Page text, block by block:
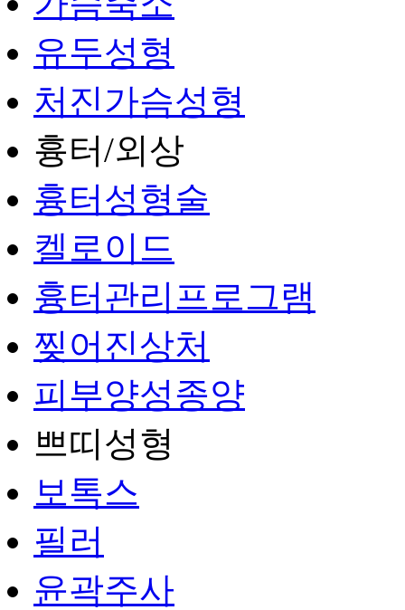
유두성형
처진가슴성형
흉터/외상
흉터성형술
켈로이드
흉터관리프로그램
찢어진상처
피부양성종양
쁘띠성형
보톡스
필러
윤곽주사